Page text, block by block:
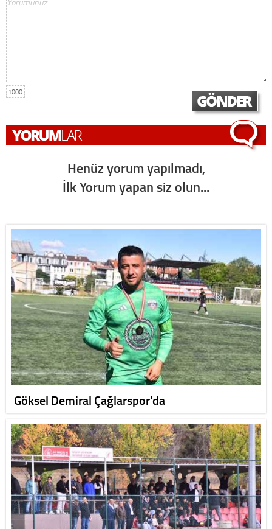
1000
Henüz yorum yapılmadı,
İlk Yorum yapan siz olun...
Göksel Demiral Çağlarspor’da